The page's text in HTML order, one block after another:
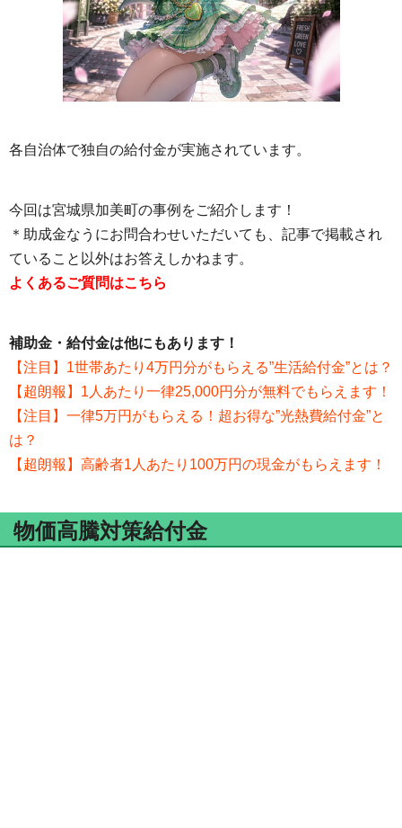
各自治体で独自の給付金が実施されています。
今回は宮城県加美町の事例をご紹介します！
＊助成金なうにお問合わせいただいても、記事で掲載され
ていること以外はお答えしかねます。
よくあるご質問はこちら
補助金・給付金は他にもあります！
【注目】1世帯あたり4万円分がもらえる”生活給付金”とは？
【超朗報】1人あたり一律25,000円分が無料でもらえます！
【注目】一律5万円がもらえる！超お得な”光熱費給付金”と
は？
【超朗報】高齢者1人あたり100万円の現金がもらえます！
物価高騰対策給付金